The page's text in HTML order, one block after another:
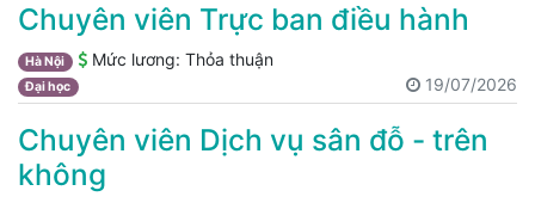
Chuyên viên Trực ban điều hành
Hà Nội Mức lương: Thỏa thuận
Đại học 19/07/2026
Chuyên viên Dịch vụ sân đỗ - trên
không